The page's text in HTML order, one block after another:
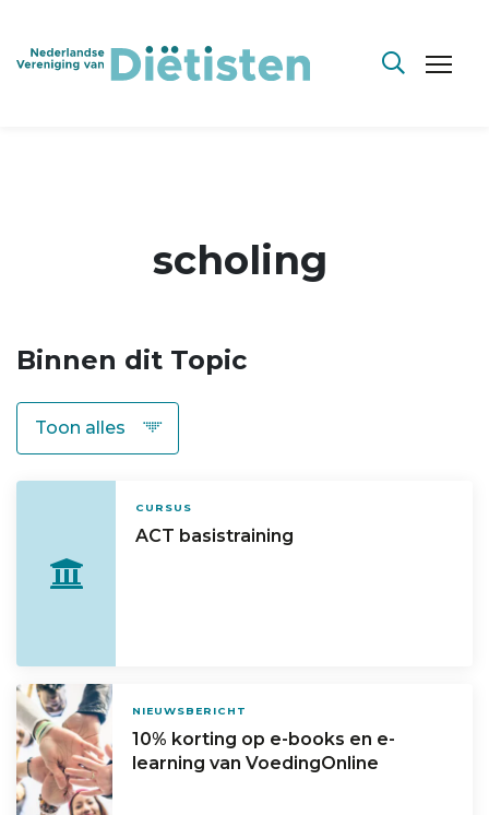
scholing
Binnen dit Topic
CURSUS
ACT basistraining
NIEUWSBERICHT
10% korting op e-books en e-
learning van VoedingOnline